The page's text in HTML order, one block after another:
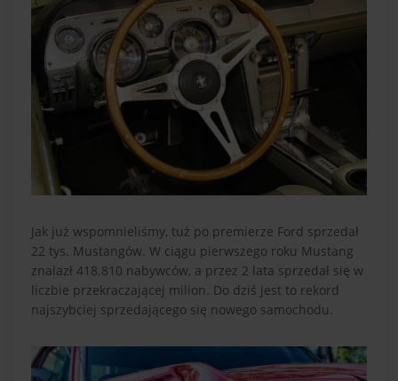
Jak już wspomnieliśmy, tuż po premierze Ford sprzedał
22 tys. Mustangów. W ciągu pierwszego roku Mustang
znalazł 418.810 nabywców, a przez 2 lata sprzedał się w
liczbie przekraczającej milion. Do dziś jest to rekord
najszybciej sprzedającego się nowego samochodu.